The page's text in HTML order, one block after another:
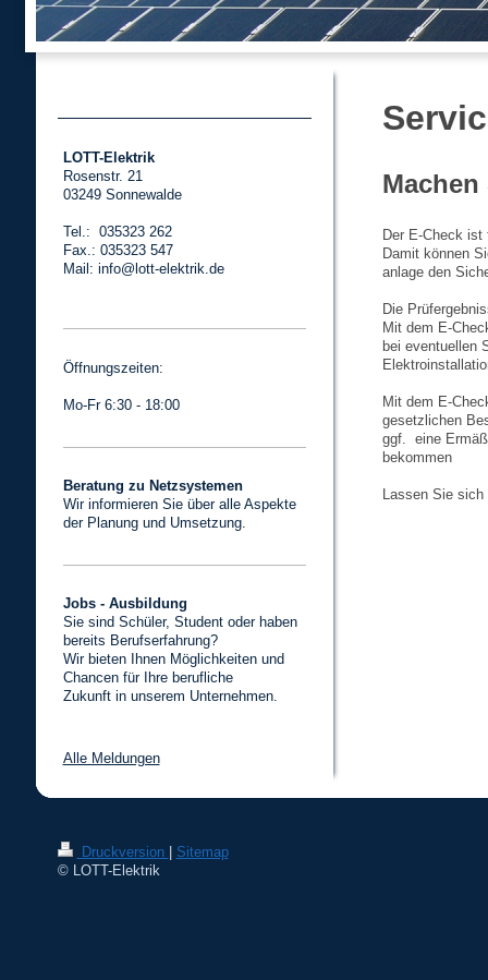
Machen
Der E-Check
Damit können
anlage den
Die
Mit dem E-
bei eventuellen
Mit dem E-
gesetzlichen
ggf. eine
bekommen
Lassen Sie
LOTT-Elektrik
Rosenstr. 21
03249 Sonnewalde
Tel.: 035323 262
Fax.: 035323 547
Mail: info@lott-elektrik.de
Öffnungszeiten:
Mo-Fr 6:30 - 18:00
Beratung zu Netzsystemen
Wir informieren Sie über alle Aspekte
der Planung und Umsetzung.
Jobs - Ausbildung
Sie sind Schüler, Student oder haben
bereits Berufserfahrung?
Wir bieten Ihnen Möglichkeiten und
Chancen für Ihre berufliche
Zukunft in unserem Unternehmen.
Alle Meldungen
Druckversion
Sitemap
© LOTT-Elektrik